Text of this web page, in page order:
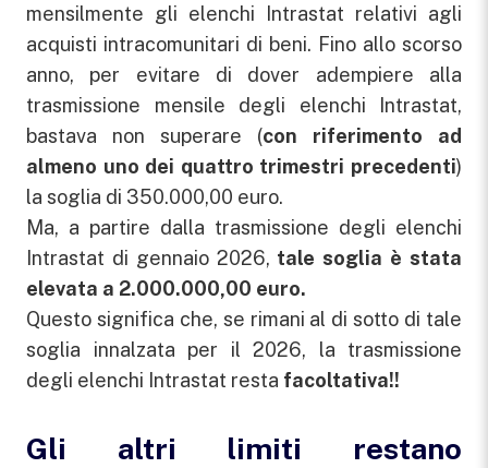
mensilmente gli elenchi Intrastat relativi agli
acquisti intracomunitari di beni. Fino allo scorso
anno, per evitare di dover adempiere alla
trasmissione mensile degli elenchi Intrastat,
bastava non superare (con riferimento ad
almeno uno dei quattro trimestri precedenti)
la soglia di 350.000,00 euro.
Ma, a partire dalla trasmissione degli elenchi
Intrastat di gennaio 2026, tale soglia è stata
elevata a 2.000.000,00 euro.
Questo significa che, se rimani al di sotto di tale
soglia innalzata per il 2026, la trasmissione
degli elenchi Intrastat resta facoltativa!!
Gli altri limiti restano